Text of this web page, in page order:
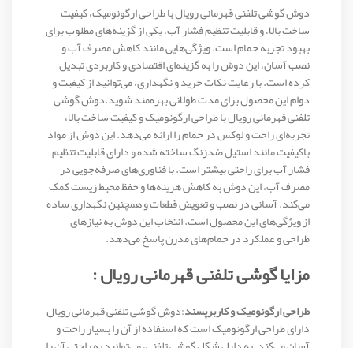
دوش گوشی تلفنی قهرمانی رویال با طراحی ارگونومیک، کیفیت
ساخت بالا، و قابلیت تنظیم فشار آب، یکی از گزینه‌های مطلوب برای
بهبود تجربه حمام است. ویژگی‌هایی مانند کاهش مصرف آب و
نصب آسان، این دوش را به گزینه‌ای اقتصادی و کاربردی تبدیل
کرده است. با رعایت نکات خرید و نگهداری، می‌توانید از کیفیت و
دوام این محصول برای مدت طولانی بهره‌مند شوید.دوش گوشی
تلفنی قهرمانی رویال با طراحی ارگونومیک و کیفیت ساخت بالا،
تجربه‌ای راحت و لوکس در حمام را ارائه می‌دهد. این دوش از مواد
باکیفیت مانند استیل ضدزنگ ساخته شده و دارای قابلیت تنظیم
فشار آب برای راحتی بیشتر است. با فناوری‌های صرفه‌جویی در
مصرف آب، این دوش به کاهش هزینه‌ها و حفظ محیط زیست کمک
می‌کند. آسانی در نصب و تعویض قطعات و همچنین نگهداری ساده
از ویژگی‌های این محصول است. انتخاب این دوش به نیازهای
طراحی و عملکرد در حمام‌های مدرن پاسخ می‌دهد.
مزایا گوشی تلفنی قهرمانی رویال :
طراحی ارگونومیک و کاربرپسند:دوش گوشی تلفنی قهرمانی رویال
دارای طراحی ارگونومیک است که استفاده از آن را بسیار راحت و